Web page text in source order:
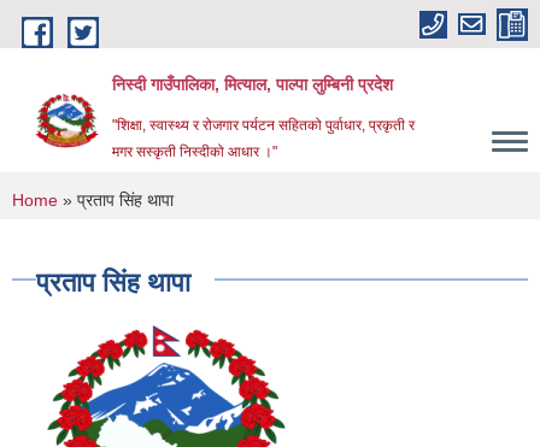
Skip to main content
निस्दी गाउँपालिका, मित्याल, पाल्पा लुम्बिनी प्रदेश
"शिक्षा, स्वास्थ्य र रोजगार पर्यटन सहितको पुर्वाधार, प्रकृती र
मगर सस्कृती निस्दीको आधार ।"
You are here
Home » प्रताप सिंह थापा
प्रताप सिंह थापा